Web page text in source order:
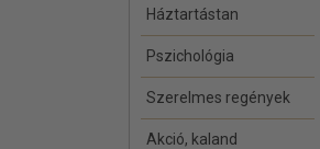
Háztartástan
Pszichológia
Szerelmes regények
Akció, kaland